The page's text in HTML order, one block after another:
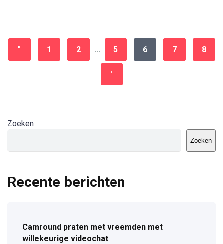
" 1 2 ... 5 6 7 8
"
Zoeken
Zoeken
Recente berichten
Camround praten met vreemden met
willekeurige videochat